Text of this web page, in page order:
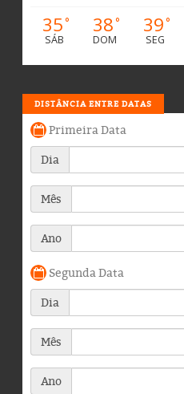
35°
SÁB
38°
DOM
39°
SEG
DISTÂNCIA ENTRE DATAS